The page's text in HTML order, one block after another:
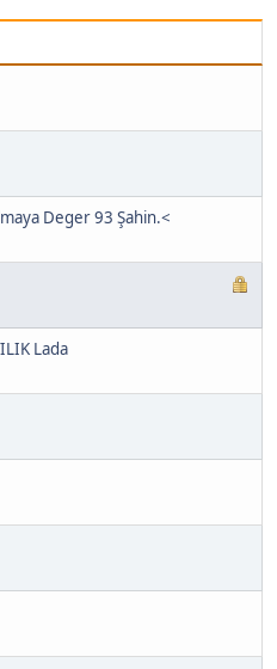
Deger 93 Şahin.<
Lada